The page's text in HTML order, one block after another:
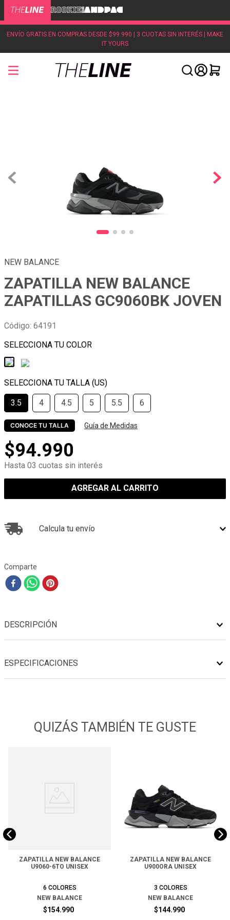
ENVÍO GRATIS EN COMPRAS DESDE $99.990 | 3 CUOTAS SIN INTERÉS | MAKE
IT YOURS
NEW BALANCE
ZAPATILLA NEW BALANCE
ZAPATILLAS GC9060BK JOVEN
Código: 64191
3.5 4 4.5 5 5.5 6
CONOCE TU TALLA Guía de Medidas
$94.990
Hasta 03 cuotas sin interés
AGREGAR AL CARRITO
Calcula tu envío
Comparte
DESCRIPCIÓN
ESPECIFICACIONES
QUIZÁS TAMBIÉN TE GUSTE
ZAPATILLA NEW BALANCE
U9060-6TO UNISEX
6 COLORES
NEW BALANCE
$154.990
ZAPATILLA NEW BALANCE
U900ORA UNISEX
3 COLORES
NEW BALANCE
$144.990